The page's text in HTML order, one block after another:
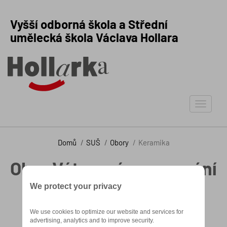
Vyšší odborná škola a Střední
umělecká škola Václava Hollara
Toggle
Domů SUŠ Obory Keramika
Obor Výtvarné zpracování
keramiky a porcelánu
We protect your privacy
We use cookies to optimize our website and services for
advertising, analytics and to improve security.